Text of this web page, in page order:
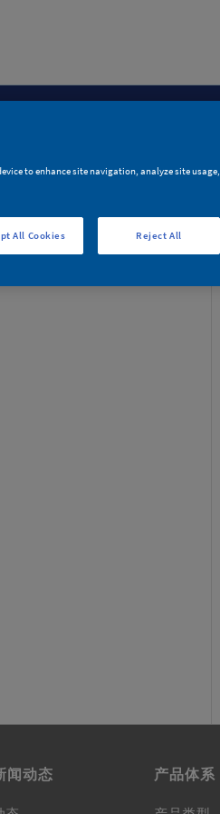
闻动态 产品体系
to enhance site navigation, analyze site usage,
Reject All
All Cookies